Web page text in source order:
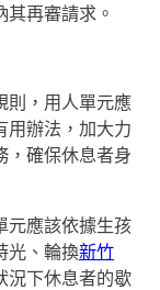
再審請求。
則，用人單元應
用辦法，加大力
，確保休息者身
元應該依據生孩
光、輪換新竹
況下休息者的歇